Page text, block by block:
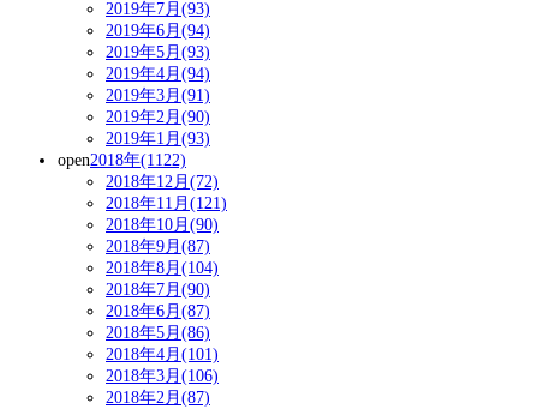
2019年7月(93)
2019年6月(94)
2019年5月(93)
2019年4月(94)
2019年3月(91)
2019年2月(90)
2019年1月(93)
open2018年(1122)
2018年12月(72)
2018年11月(121)
2018年10月(90)
2018年9月(87)
2018年8月(104)
2018年7月(90)
2018年6月(87)
2018年5月(86)
2018年4月(101)
2018年3月(106)
2018年2月(87)